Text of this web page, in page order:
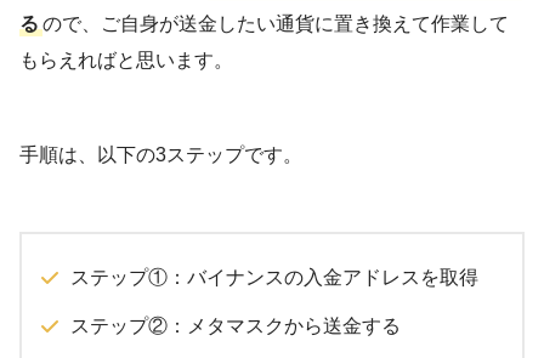
る ので、ご自身が送金したい通貨に置き換えて作業して
もらえればと思います。
手順は、以下の3ステップです。
ステップ①：バイナンスの入金アドレスを取得
ステップ②：メタマスクから送金する